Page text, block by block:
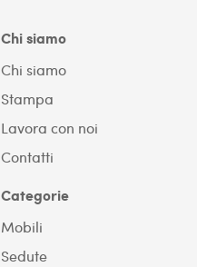
Chi siamo
Chi siamo
Stampa
Lavora con noi
Contatti
Categorie
Mobili
Sedute